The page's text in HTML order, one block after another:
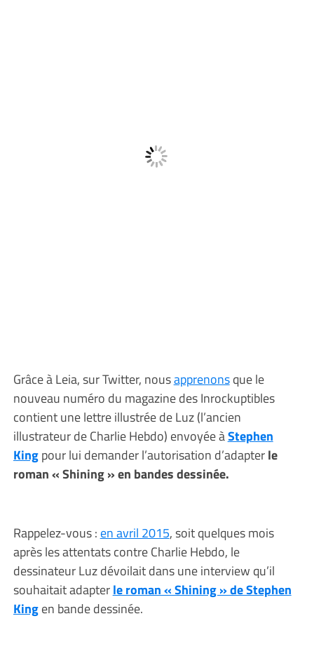
Grâce à Leia, sur Twitter, nousapprenonsque le
nouveau numéro du magazine des Inrockuptibles
contient une lettre illustrée de Luz (l’ancien
illustrateur de Charlie Hebdo) envoyée àStephen
Kingpour lui demander l’autorisation d’adapterle
roman « Shining » en bandes dessinée.
Rappelez-vous : en avril 2015, soit quelques mois
après les attentats contre Charlie Hebdo, le
dessinateur Luz dévoilait dans une interview qu’il
souhaitait adapterle roman « Shining » de Stephen
Kingen bande dessinée.